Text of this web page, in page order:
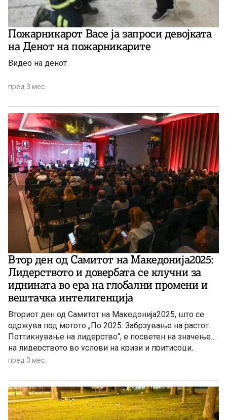
Пожарникарот Васе ја запроси девојката
на Денот на пожарникарите
Видео на денот
пред 3 мес.
Втор ден од Самитот на Македонија2025:
Лидерството и довербата се клучни за
иднината во ера на глобални промени и
вештачка интелигенција
Вториот ден од Самитот на Македонија2025, што се
одржува под мотото „По 2025: Забрзување на растот.
Поттикнување на лидерство“, е посветен на значењето
на лидерството во услови на кризи и притисоци,
улогата на компаниите и институциите во задржување
интелигенција во образованието, пазарот на труд и
иднината на работните места. Посебен акцент е ставен
на довербата и потребата од заедничка акција во
време на глобални економски, геополитички и
пред 3 мес.